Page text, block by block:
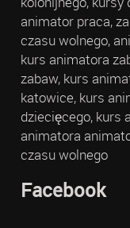
animator praca,
czasu wolnego,
kurs animatora
zabaw, kurs
katowice, kurs
dziecięcego, kurs
animatora
czasu wolnego
Facebook